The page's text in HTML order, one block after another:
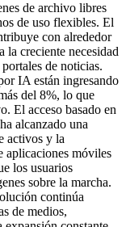
de archivo libres
de uso flexibles. El
con alrededor
la creciente necesidad
de noticias.
IA están ingresando
del 8%, lo que
El acceso basado en
alcanzado una
activos y la
aplicaciones móviles
los usuarios
sobre la marcha.
continúa
de medios,